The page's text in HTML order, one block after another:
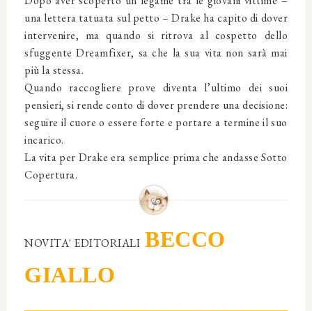
una lettera tatuata sul petto – Drake ha capito di dover
intervenire, ma quando si ritrova al cospetto dello
sfuggente Dreamfixer, sa che la sua vita non sarà mai
più la stessa.
Quando raccogliere prove diventa l’ultimo dei suoi
pensieri, si rende conto di dover prendere una decisione:
seguire il cuore o essere forte e portare a termine il suo
incarico.
La vita per Drake era semplice prima che andasse Sotto
Copertura.
NOVITA' EDITORIALI BECCO
GIALLO